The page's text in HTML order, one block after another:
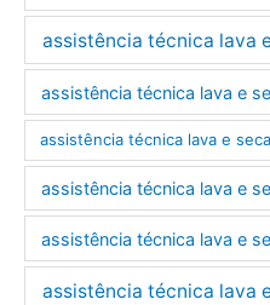
assistência técnica lava
assistência técnica lava e
assistência técnica lava e
assistência técnica lava e
assistência técnica lava e
assistência técnica lava